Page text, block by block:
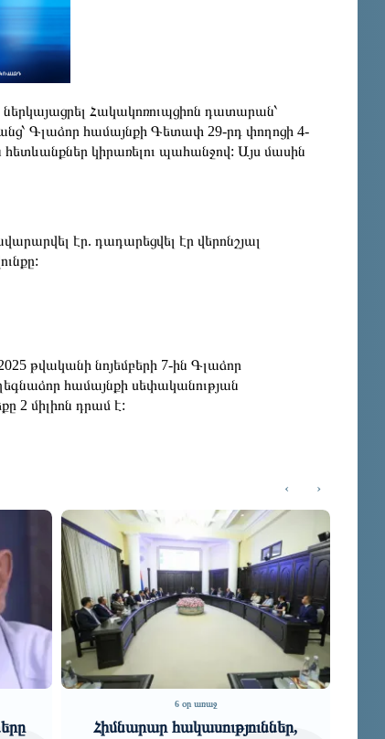
Հակակոռուպցիոն դատարան՝
Գլաձոր համայնքի Գետափ 29-րդ փողոցի 4-
կիրառելու պահանջով: Այս մասին
էր. դադարեցվել էր վերոնշյալ
թվականի նոյեմբերի 7-ին Գլաձոր
համայնքի սեփականության
2 միլիոն դրամ է:
6 օր առաջ
Էլ ինչ օրենք, ինչ
‹ ›